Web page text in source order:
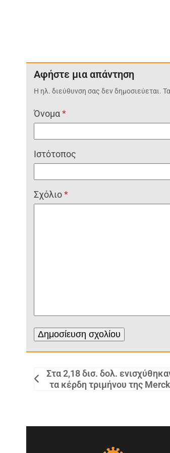
Αφήστε μια απάντηση
Η ηλ. διεύθυνση σας δεν δημοσιεύεται.
Όνομα*
Ιστότοπος
Σχόλιο*
Στα 2,18 δισ. δολ.
τα κέρδη τριμήνου της Merck